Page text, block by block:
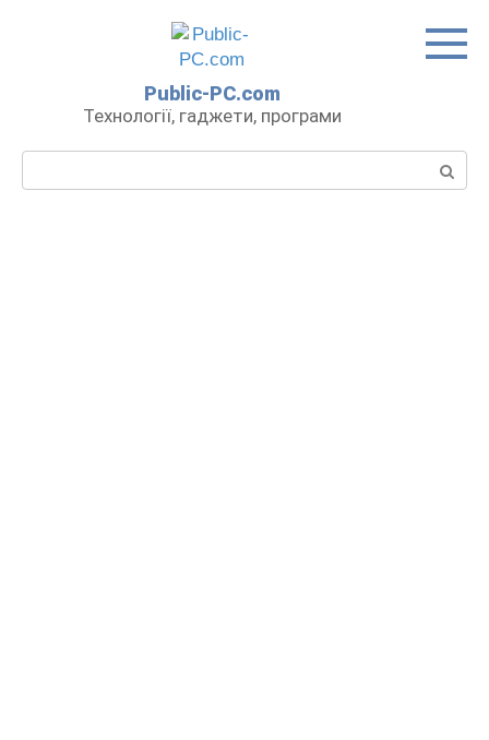
Public-PC.com
Технології, гаджети, програми